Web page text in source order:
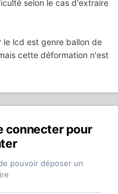
selon le cas d'extraire
le lcd est genre ballon de
cette déformation n'est
connecter pour
pouvoir déposer un